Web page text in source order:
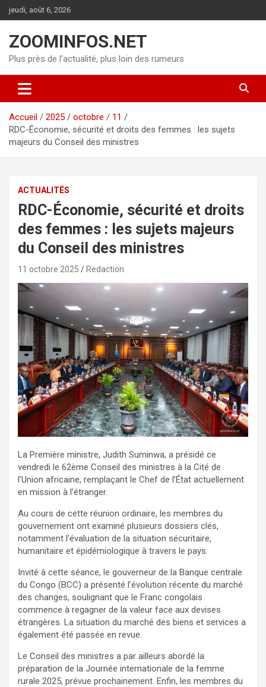
Aller
au
jeudi, août 6, 2026
ZOOMINFOS.NET
Plus près de l’actualité, plus loin des rumeurs
Accueil 2025 octobre
11
RDC-Économie, sécurité et droits des femmes : les sujets
majeurs du Conseil des ministres
ACTUALITÉS
RDC-Économie, sécurité et droits
des femmes : les sujets majeurs
du Conseil des ministres
11 octobre 2025 Redaction
La Première ministre, Judith Suminwa, a présidé ce
vendredi le 62ème Conseil des ministres à la Cité de
l’Union africaine, remplaçant le Chef de l’État actuellement
en mission à l’étranger.
Au cours de cette réunion ordinaire, les membres du
gouvernement ont examiné plusieurs dossiers clés,
notamment l’évaluation de la situation sécuritaire,
humanitaire et épidémiologique à travers le pays.
Invité à cette séance, le gouverneur de la Banque centrale
du Congo (BCC) a présenté l’évolution récente du marché
des changes, soulignant que le Franc congolais
commence à regagner de la valeur face aux devises
étrangères. La situation du marché des biens et services a
également été passée en revue.
Le Conseil des ministres a par ailleurs abordé la
préparation de la Journée internationale de la femme
rurale 2025, prévue prochainement. Enfin, les membres du